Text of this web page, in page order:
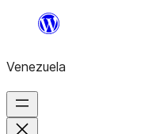
Saltar
contenido
Venezuela